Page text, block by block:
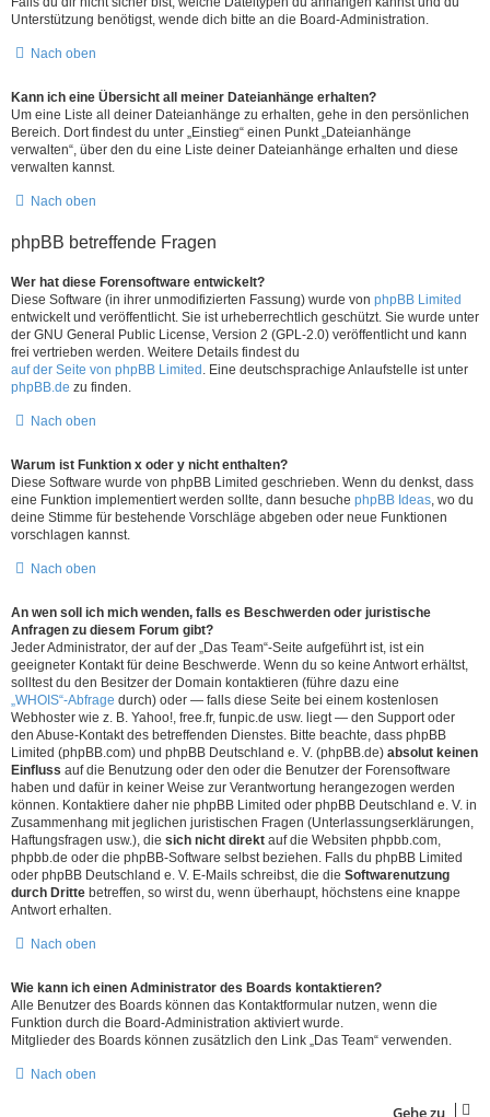
Unterstützung benötigst, wende dich bitte an die Board-Administration.
Nach oben
Kann ich eine Übersicht all meiner Dateianhänge erhalten?
Um eine Liste all deiner Dateianhänge zu erhalten, gehe in den persönlichen
Bereich. Dort findest du unter „Einstieg“ einen Punkt „Dateianhänge
verwalten“, über den du eine Liste deiner Dateianhänge erhalten und diese
verwalten kannst.
Nach oben
phpBB betreffende Fragen
Wer hat diese Forensoftware entwickelt?
Diese Software (in ihrer unmodifizierten Fassung) wurde von phpBB Limited
entwickelt und veröffentlicht. Sie ist urheberrechtlich geschützt. Sie wurde unter
der GNU General Public License, Version 2 (GPL-2.0) veröffentlicht und kann
frei vertrieben werden. Weitere Details findest du
auf der Seite von phpBB Limited . Eine deutschsprachige Anlaufstelle ist unter
phpBB.de zu finden.
Nach oben
Warum ist Funktion x oder y nicht enthalten?
Diese Software wurde von phpBB Limited geschrieben. Wenn du denkst, dass
eine Funktion implementiert werden sollte, dann besuche phpBB Ideas, wo du
deine Stimme für bestehende Vorschläge abgeben oder neue Funktionen
vorschlagen kannst.
Nach oben
An wen soll ich mich wenden, falls es Beschwerden oder juristische
Anfragen zu diesem Forum gibt?
Jeder Administrator, der auf der „Das Team“-Seite aufgeführt ist, ist ein
geeigneter Kontakt für deine Beschwerde. Wenn du so keine Antwort erhältst,
solltest du den Besitzer der Domain kontaktieren (führe dazu eine
„WHOIS“-Abfrage durch) oder — falls diese Seite bei einem kostenlosen
Webhoster wie z. B. Yahoo!, free.fr, funpic.de usw. liegt — den Support oder
den Abuse-Kontakt des betreffenden Dienstes. Bitte beachte, dass phpBB
Limited (phpBB.com) und phpBB Deutschland e. V. (phpBB.de) absolut keinen
Einfluss auf die Benutzung oder den oder die Benutzer der Forensoftware
haben und dafür in keiner Weise zur Verantwortung herangezogen werden
können. Kontaktiere daher nie phpBB Limited oder phpBB Deutschland e. V. in
Zusammenhang mit jeglichen juristischen Fragen (Unterlassungserklärungen,
Haftungsfragen usw.), die sich nicht direkt auf die Websiten phpbb.com,
phpbb.de oder die phpBB-Software selbst beziehen. Falls du phpBB Limited
oder phpBB Deutschland e. V. E-Mails schreibst, die die Softwarenutzung
durch Dritte betreffen, so wirst du, wenn überhaupt, höchstens eine knappe
Antwort erhalten.
Nach oben
Wie kann ich einen Administrator des Boards kontaktieren?
Alle Benutzer des Boards können das Kontaktformular nutzen, wenn die
Funktion durch die Board-Administration aktiviert wurde.
Mitglieder des Boards können zusätzlich den Link „Das Team“ verwenden.
Nach oben
Gehe zu